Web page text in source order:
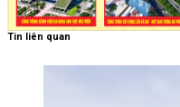
Tin liên quan